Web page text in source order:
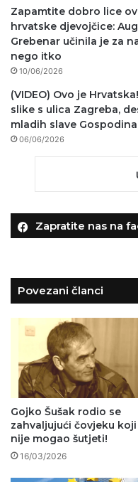
Zapamtite dobro lice
hrvatske djevojčice:
Grebenar učinila je za
nego itko
10/06/2026
(VIDEO) Ovo je
slike s ulica Zagreba,
mladih slave Gospodina
06/06/2026
Zapratite nas na
Povezani članci
Gojko Šušak rodio se
zahvaljujući čovjeku koji
nije mogao šutjeti!
16/03/2026